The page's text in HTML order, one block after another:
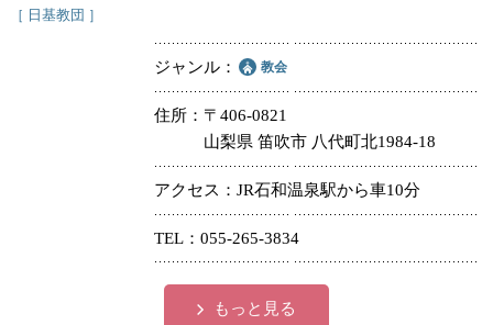
［ 日基教団 ］
ジャンル 教会
住所
〒406-0821
山梨県 笛吹市 八代町北1984-18
アクセス JR石和温泉駅から車10分
TEL 055-265-3834
もっと見る